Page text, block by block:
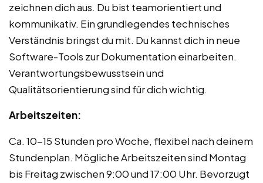
zeichnen dich aus. Du bist teamorientiert und
kommunikativ. Ein grundlegendes technisches
Verständnis bringst du mit. Du kannst dich in neue
Software-Tools zur Dokumentation einarbeiten.
Verantwortungsbewusstsein und
Qualitätsorientierung sind für dich wichtig.
Arbeitszeiten:
Ca. 10-15 Stunden pro Woche, flexibel nach deinem
Stundenplan. Mögliche Arbeitszeiten sind Montag
bis Freitag zwischen 9:00 und 17:00 Uhr. Bevorzugt